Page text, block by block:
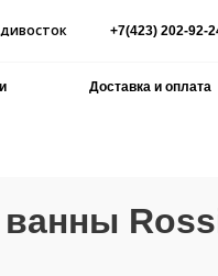
+7(423) 202-92-
Доставка и оплата